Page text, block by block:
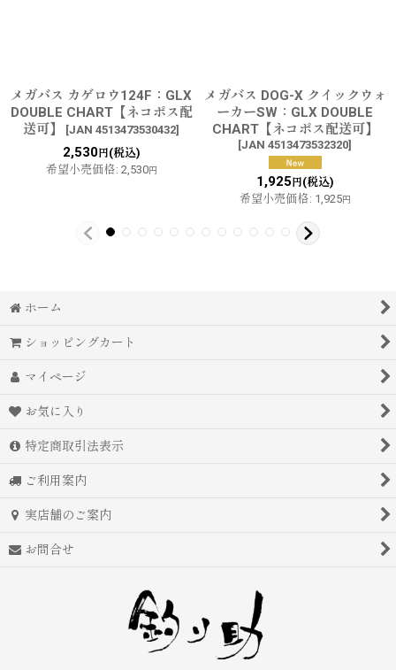
メガバス カゲロウ124F：GLX
DOUBLE CHART【ネコポス配
送可】
[JAN 4513473530432]
2,530円(税込)
希望小売価格: 2,530円
メガバス DOG-X クイックウォ
ーカーSW：GLX DOUBLE
CHART【ネコポス配送可】
[JAN 4513473532320]
1,925 円(税込)
希望小売価格: 1,925円
ホーム
ショッピングカート
マイページ
お気に入り
特定商取引法表示
ご利用案内
実店舗のご案内
お問合せ